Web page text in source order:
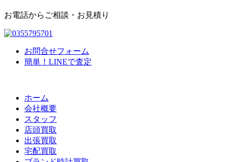
お電話からご相談・お見積り
お問合せフォーム
簡単！LINEで査定
ホーム
会社概要
スタッフ
店頭買取
出張買取
宅配買取